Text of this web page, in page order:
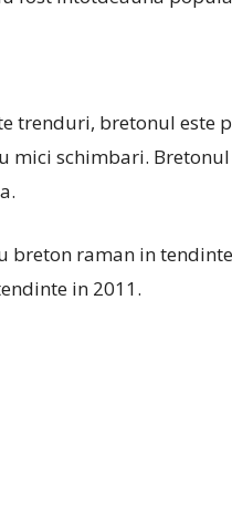
trenduri, bretonul este
mici schimbari.
breton raman in
in 2011.